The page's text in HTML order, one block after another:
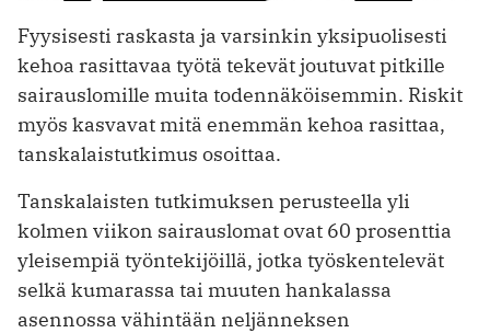
Fyysisesti raskasta ja varsinkin yksipuolisesti
kehoa rasittavaa työtä tekevät joutuvat pitkille
sairauslomille muita todennäköisemmin. Riskit
myös kasvavat mitä enemmän kehoa rasittaa,
tanskalaistutkimus osoittaa.
Tanskalaisten tutkimuksen perusteella yli
kolmen viikon sairauslomat ovat 60 prosenttia
yleisempiä työntekijöillä, jotka työskentelevät
selkä kumarassa tai muuten hankalassa
asennossa vähintään neljänneksen